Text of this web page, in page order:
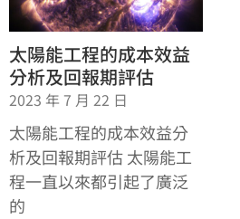
太陽能工程的成本效益
分析及回報期評估
2023 年 7 月 22 日
太陽能工程的成本效益分
析及回報期評估 太陽能工
程一直以來都引起了廣泛
的